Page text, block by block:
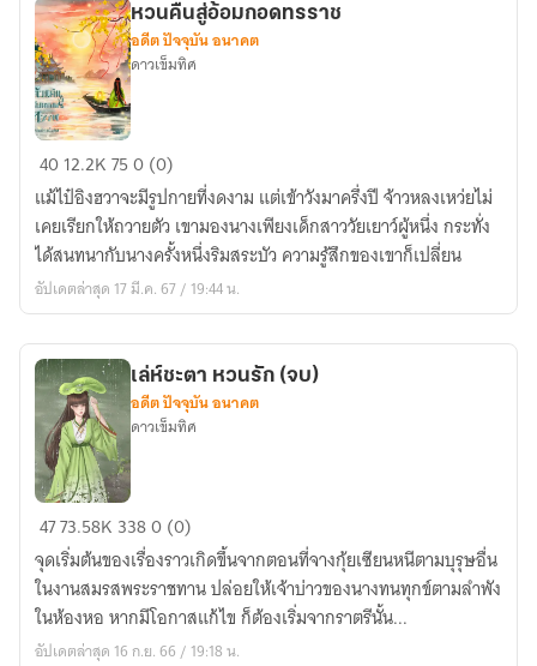
หวน
คืน
สู่
อ้อม
กอด
ทรราช
หวนคืนสู่อ้อมกอดทรราช
อดีต ปัจจุบัน อนาคต
ดาวเข็มทิศ
4012.2K750 (0)
แม้ไป๋อิงฮวาจะมีรูปกายที่งดงาม แต่เข้าวังมาครึ่งปี จ้าวหลงเหว่ยไม่
เคยเรียกให้ถวายตัว เขามองนางเพียงเด็กสาววัยเยาว์ผู้หนึ่ง กระทั่ง
ได้สนทนากับนางครั้งหนึ่งริมสระบัว ความรู้สึกของเขาก็เปลี่ยน
อัปเดตล่าสุด 17 มี.ค. 67 / 19:44 น.
เล่ห์
ชะตา
หวน
รัก
(จบ)
เล่ห์ชะตา หวนรัก (จบ)
อดีต ปัจจุบัน อนาคต
ดาวเข็มทิศ
4773.58K 3380 (0)
จุดเริ่มต้นของเรื่องราวเกิดขึ้นจากตอนที่จางกุ้ยเซียนหนีตามบุรุษอื่น
ในงานสมรสพระราชทาน ปล่อยให้เจ้าบ่าวของนางทนทุกข์ตามลำพัง
ในห้องหอ หากมีโอกาสแก้ไข ก็ต้องเริ่มจากราตรีนั้น...
อัปเดตล่าสุด 16 ก.ย. 66 / 19:18 น.